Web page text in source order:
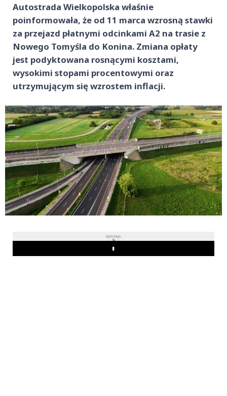
Autostrada Wielkopolska właśnie
poinformowała, że od 11 marca wzrosną stawki
za przejazd płatnymi odcinkami A2 na trasie z
Nowego Tomyśla do Konina. Zmiana opłaty
jest podyktowana rosnącymi kosztami,
wysokimi stopami procentowymi oraz
utrzymującym się wzrostem inflacji.
REKLAMA
Play